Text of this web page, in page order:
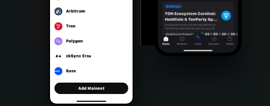
Bahasa Indonesia
Português (Brasil)
Español (Argentina)